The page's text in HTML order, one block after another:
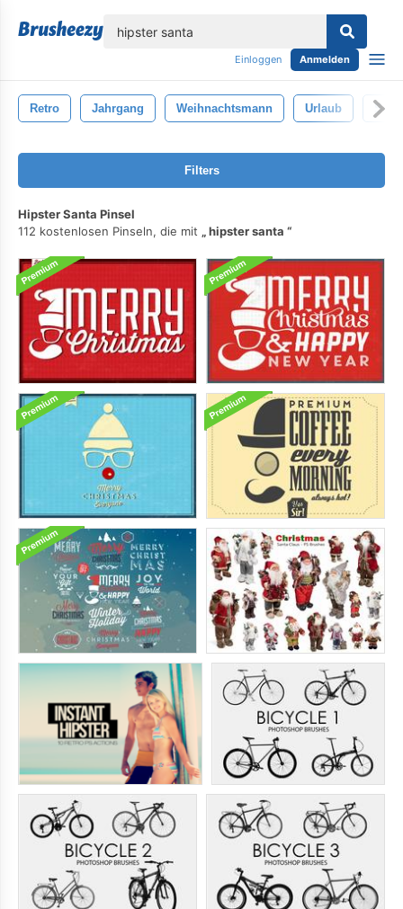
Einloggen Anmelden
Retro Jahrgang Weihnachtsmann Urlaub
Filters
Hipster Santa Pinsel
112 kostenlosen Pinseln, die mit
hipster santa